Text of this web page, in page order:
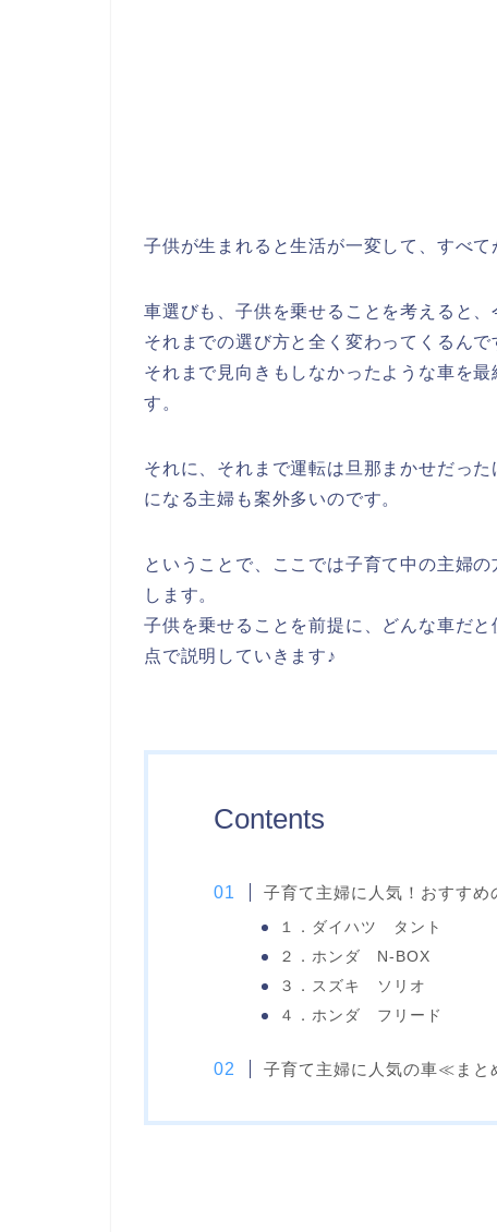
子供が生まれると生活が一変して、すべ
車選びも、子供を乗せることを考えると
それまでの選び方と全く変わってくるんで
それまで見向きもしなかったような車を
す。
それに、それまで運転は旦那まかせだっ
になる主婦も案外多いのです。
ということで、ここでは子育て中の主婦
します。
子供を乗せることを前提に、どんな車だ
点で説明していきます♪
Contents
子育て主婦に人気！おすすめ
１．ダイハツ タント
２．ホンダ N-BOX
３．スズキ ソリオ
４．ホンダ フリード
子育て主婦に人気の車≪ま